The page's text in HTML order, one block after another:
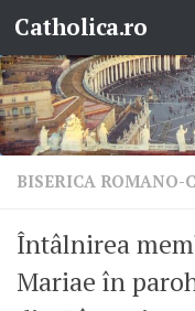
Skip to content
Catholica.ro
BISERICA ROMANO-
Întâlnirea
Mariae în